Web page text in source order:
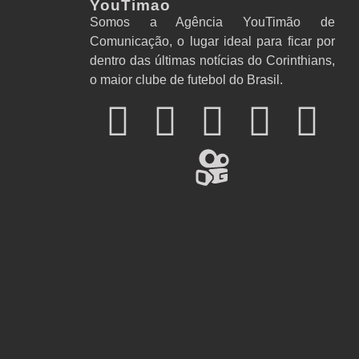
YouTimao
Somos a Agência YouTimão de
Comunicação, o lugar ideal para ficar por
dentro das últimas notícias do Corinthians,
o maior clube de futebol do Brasil.